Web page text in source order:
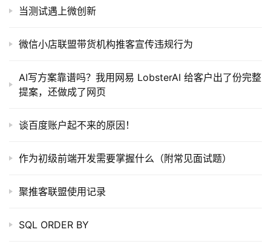
当测试遇上微创新
微信小店联盟带货机构推客宣传违规行为
AI写方案靠谱吗？我用网易 LobsterAI 给客户出了份完整
提案，还做成了网页
谈百度账户起不来的原因！
作为初级前端开发需要掌握什么（附常见面试题）
聚推客联盟使用记录
SQL ORDER BY